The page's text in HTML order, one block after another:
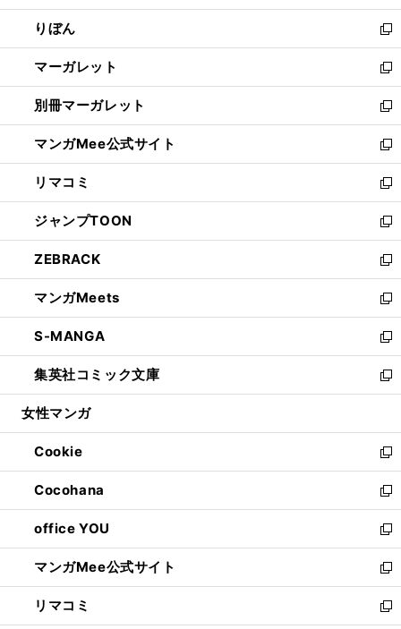
開
く
ウ
で
開
く
ン
ド
ウ
で
開
く
ウ
ィ
ン
ド
ウ
で
開
く
りぼん
新
し
い
ウ
ィ
ン
ド
ウ
で
開
く
マーガレット
新
し
い
ウ
ィ
ン
ド
ウ
で
開
く
別冊マーガレット
新
し
い
ウ
ィ
ン
ド
ウ
で
開
く
マンガMee公式サイト
新
し
い
ウ
ィ
ン
ド
ウ
で
開
く
リマコミ
新
し
い
ウ
ィ
ン
ド
ウ
で
開
く
ジャンプTOON
新
し
い
ウ
ィ
ン
ド
ウ
で
開
ZEBRACK
新
し
い
ウ
ィ
ン
ド
ウ
開
く
マンガMeets
新
し
い
ウ
ィ
ン
ウ
で
開
く
S-MANGA
新
し
い
ウ
ン
ド
ウ
で
開
く
集英社コミック文庫
新
し
ウ
ィ
ン
ド
ウ
で
開
く
女性マンガ
Cookie
新
し
い
ウ
ィ
ン
ド
ウ
で
開
Cocohana
新
し
い
ウ
ィ
ン
ド
ウ
office YOU
新
し
い
ウ
ィ
マンガMee公式サイト
新
し
い
リマコミ
新